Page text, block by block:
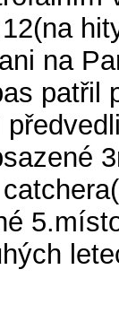
na
patřil